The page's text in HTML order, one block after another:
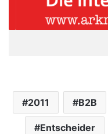
2011 B2B
Entscheider